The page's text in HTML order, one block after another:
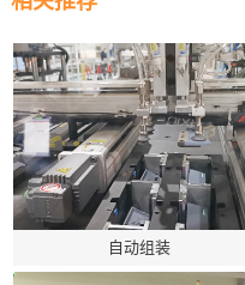
自动组装